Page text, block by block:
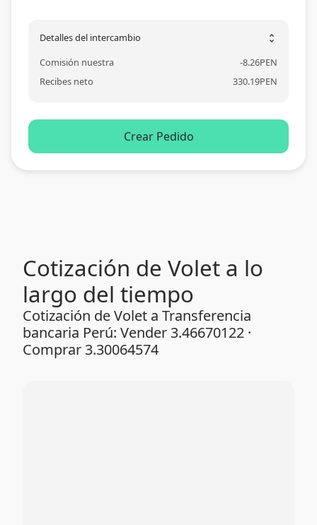
Detalles del intercambio unfold_more
Comisión nuestra -8.26PEN
Recibes neto
330.19PEN
Crear Pedido
Cotización de Volet a lo
largo del tiempo
Cotización de Volet a Transferencia
bancaria Perú: Vender 3.46670122 ·
Comprar 3.30064574